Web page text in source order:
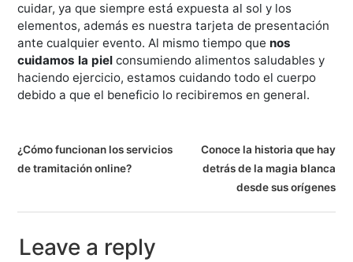
cuidar, ya que siempre está expuesta al sol y los
elementos, además es nuestra tarjeta de presentación
ante cualquier evento. Al mismo tiempo que nos
cuidamos la piel consumiendo alimentos saludables y
haciendo ejercicio, estamos cuidando todo el cuerpo
debido a que el beneficio lo recibiremos en general.
N
v
e
¿Cómo funcionan los servicios
de tramitación online?
Conoce la historia que hay
detrás de la magia blanca
desde sus orígenes
Leave a reply